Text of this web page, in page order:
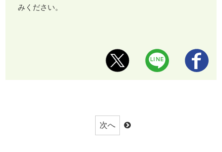
みください。